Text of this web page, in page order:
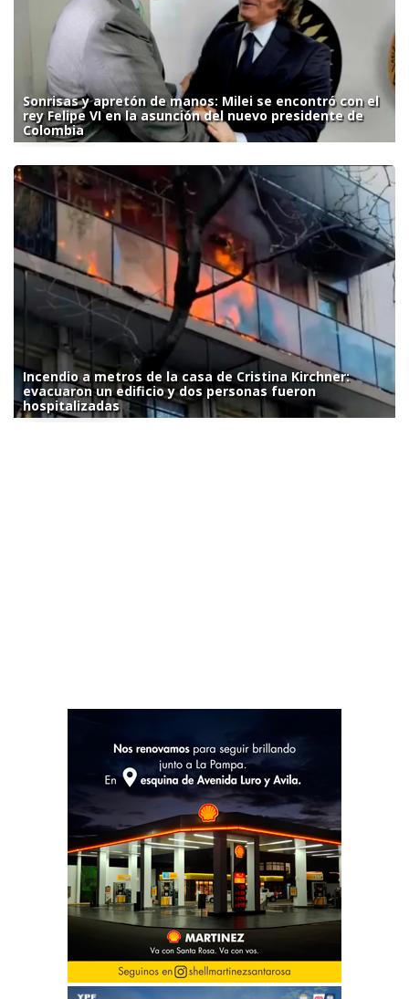
Sonrisas y apretón de manos: Milei se encontró con el
rey Felipe VI en la asunción del nuevo presidente de
Colombia
Incendio a metros de la casa de Cristina Kirchner:
evacuaron un edificio y dos personas fueron
hospitalizadas